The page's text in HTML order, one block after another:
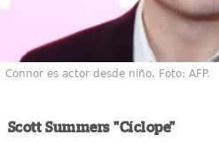
Connor es actor desde niño. Foto: AFP.
Scott Summers "Cíclope"